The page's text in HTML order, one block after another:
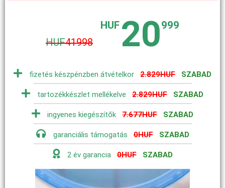
HUF41998
HUF 20999
fizetés készpénzben átvételkor 2.829HUF SZABAD
tartozékkészlet mellékelve 2.829HUF SZABAD
ingyenes kiegészítők 7.677HUF SZABAD
garanciális támogatás0HUF SZABAD
2 év garancia0HUF SZABAD